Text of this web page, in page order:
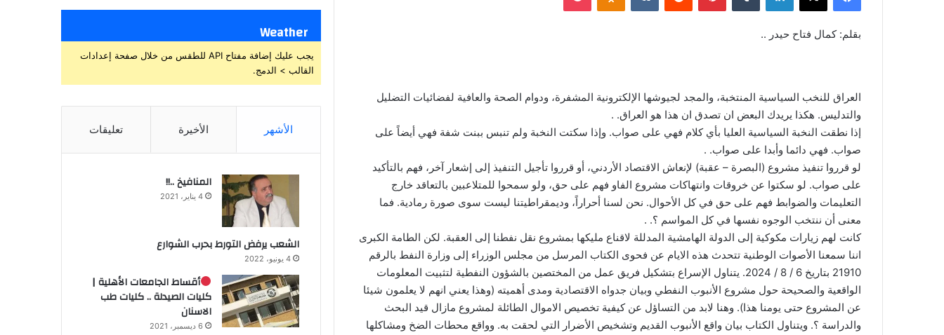
بقلم: كمال فتاح حيدر ..
العراق للنخب السياسية المنتخبة، والمجد لجيوشها الإلكترونية المشفرة، ودوام الصحة والعافية لفضائيات التضليل
والتدليس. هكذا يريدك البعض ان تصدق ان هذا هو العراق. .
إذا نطقت النخبة السياسية العليا بأي كلام فهي على صواب. وإذا سكتت النخبة ولم تنبس ببنت شفة فهي أيضاً على
صواب. فهي دائما وأبدا على صواب. .
لو قرروا تنفيذ مشروع (البصرة – عقبة) لإنعاش الاقتصاد الأردني، أو قرروا تأجيل التنفيذ إلى إشعار آخر، فهم بالتأكيد
على صواب. لو سكتوا عن خروقات وانتهاكات مشروع الفاو فهم على حق، ولو سمحوا للمتلاعبين بالتعاقد خارج
التعليمات والضوابط فهم على حق في كل الأحوال. نحن لسنا أحراراً، وديمقراطيتنا ليست سوى صورة رمادية. فما
معنى أن ننتخب الوجوه نفسها في كل المواسم ؟. .
كانت لهم زيارات مكوكية إلى الدولة الهامشية المدللة لاقناع مليكها بمشروع نقل نفطنا إلى العقبة. لكن الطامة الكبرى
اننا سمعنا الأصوات الوطنية تتحدث هذه الايام عن فحوى الكتاب المرسل من مجلس الوزراء إلى وزارة النفط بالرقم
21910 بتاريخ 6 / 8 / 2024. يتناول الإسراع بتشكيل فريق عمل من المختصين بالشؤون النفطية لتثبيت المعلومات
الواقعية والصحيحة حول مشروع الأنبوب النفطي وبيان جدواه الاقتصادية ومدى أهميته (وهذا يعني انهم لا يعلمون شيئا
عن المشروع حتى يومنا هذا). وهنا لابد من التساؤل عن كيفية تخصيص الاموال الطائلة لمشروع مازال قيد البحث
والدراسة ؟. ويتناول الكتاب بيان واقع الأنبوب القديم وتشخيص الأضرار التي لحقت به. وواقع محطات الضخ ومشاكلها
Weather
يجب عليك إضافة مفتاح API للطقس من خلال صفحة إعدادات
القالب > الدمج.
الأشهر الأخيرة تعليقات
المنافيخ ..!!
4 يناير، 2021
الشعب يرفض التورط بحرب الشوارع
4 يونيو، 2022
أقساط الجامعات الأهلية |
كليات الصيدلة .. كليات طب
الاسنان
6 ديسمبر، 2021